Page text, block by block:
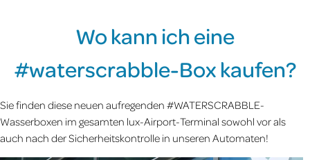
Wo kann ich eine
#waterscrabble-Box kaufen?
Sie finden diese neuen aufregenden #WATERSCRABBLE-
Wasserboxen im gesamten lux-Airport-Terminal sowohl vor als
auch nach der Sicherheitskontrolle in unseren Automaten!